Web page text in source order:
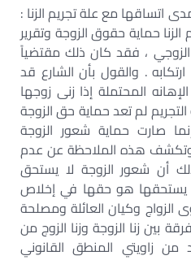
اتساقها مع علة تجريم الزنا :
الزنا حماية حقوق الزوجة وتقرير
الزوجي ، فقد كان ذلك مقتضياً
. والقول بأن الشارع قد
المحتملة إذا زنى زوجها
لم تعد حماية حق الزوجة
صارت حماية شعور الزوجة
. وتكشف هذه الملاحظة عن عدم
أن شعور الزوجة لا يستحق
يستحقها هو حقها في إخلاص
الزواج وكيان العائلة ومصلحة
بين زنا الزوجة وزنا الزوج من
زاويتي المنطق القانوني